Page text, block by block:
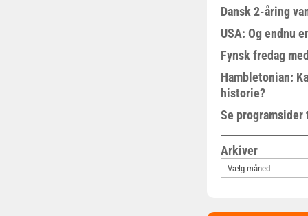
Dansk 2-åring
USA: Og endnu
Fynsk fredag
Hambletonian:
historie?
Se
Arkiver